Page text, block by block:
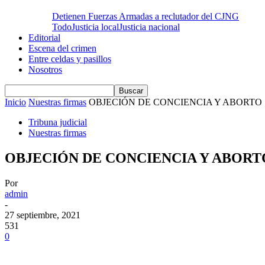
Detienen Fuerzas Armadas a reclutador del CJNG
TodoJusticia localJusticia nacional
Editorial
Escena del crimen
Entre celdas y pasillos
Nosotros
Inicio Nuestras firmas OBJECIÓN DE CONCIENCIA Y ABORTO
Tribuna judicial
Nuestras firmas
OBJECIÓN DE CONCIENCIA Y
Por
admin
-
27 septiembre, 2021
531
0